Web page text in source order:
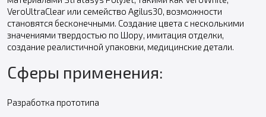
VeroUltraClear или семейство Agilus30, возможности
становятся бесконечными. Создание цвета с несколькими
значениями твердостью по Шору, имитация отделки,
создание реалистичной упаковки, медицинские детали.
Сферы применения:
Разработка прототипа